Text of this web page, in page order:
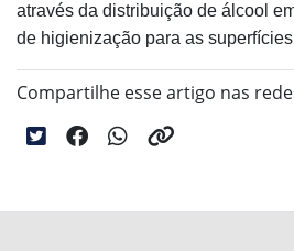
através da distribuição de álcool
de higienização para as
Compartilhe esse artigo nas